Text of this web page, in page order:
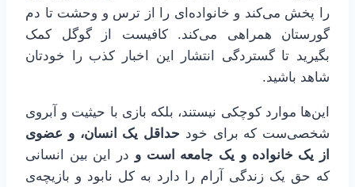
را پخش می‌کند و خانواده‌ای را از ترس و وحشت تا دم
گورستان همراهی می‌کند. کافیست از گوگل کمک
بگیرید تا گستردگی انتشار این اخبار کذب را خودتان
شاهد باشید.
این‌ها موارد کوچکی نیستند، بلکه بازی با حیثیت و آبروی
شخصی‌ست که برای خود حداقل یک انسان، و عضوی
از یک خانواده و یک جامعه است و در این بین انسانی
که حق یک زندگی آرام را دارد به کل نابود و بازیچه‌ی